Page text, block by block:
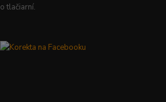
tlačiarní.